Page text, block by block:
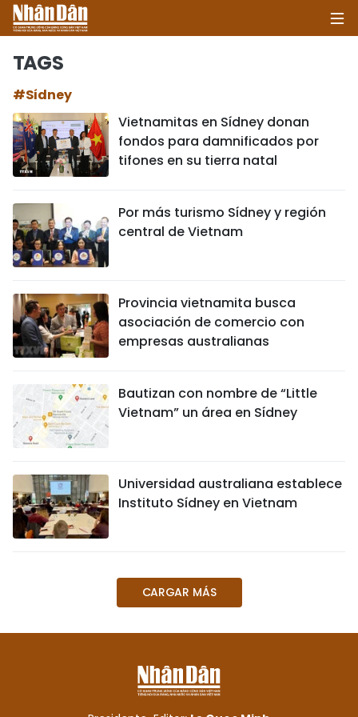
POLÍTICA
SOCIEDAD
CULTURA - ENTRETENIMIENTO
INTERNACIONAL
VIAJES
HISTORIAS MULTIMEDIA
¿QUIÉNES SOMOS?
中文
TAGS
#Sídney
Vietnamitas en Sídney donan
fondos para damnificados por
tifones en su tierra natal
Por más turismo Sídney y región
central de Vietnam
Provincia vietnamita busca
asociación de comercio con
empresas australianas
Bautizan con nombre de “Little
Vietnam” un área en Sídney
Universidad australiana establece
Instituto Sídney en Vietnam
CARGAR MÁS